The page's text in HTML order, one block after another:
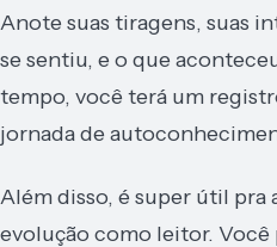
Anote suas tiragens, suas
se sentiu, e o que
tempo, você terá um
jornada de
Além disso, é super útil pra
evolução como leitor. Você